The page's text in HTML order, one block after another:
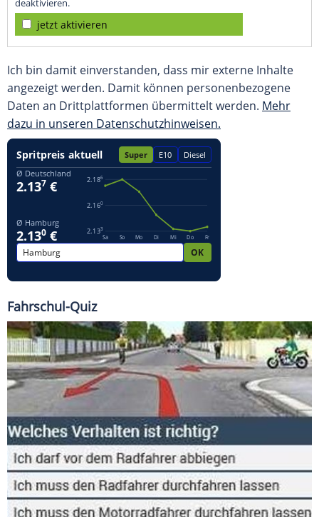
deaktivieren.
jetzt aktivieren
Ich bin damit einverstanden, dass mir externe Inhalte
angezeigt werden. Damit können personenbezogene
Daten an Drittplattformen übermittelt werden. Mehr
dazu in unseren Datenschutzhinweisen.
Fahrschul-Quiz